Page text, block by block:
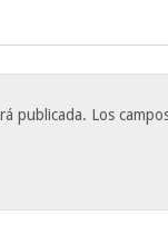
publicada. Los